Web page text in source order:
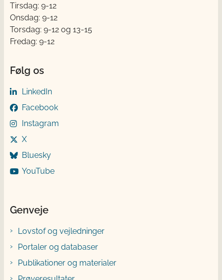
Tirsdag: 9-12
Onsdag: 9-12
Torsdag: 9-12 og 13-15
Fredag: 9-12
Følg os
LinkedIn
Facebook
Instagram
X
Bluesky
YouTube
Genveje
Lovstof og vejledninger
Portaler og databaser
Publikationer og materialer